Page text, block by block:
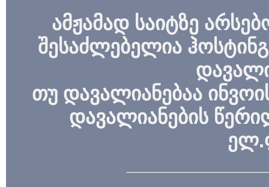
ამჟამად საიტზე
შესაძლებელია
თუ დავალიანებაა
დავალიანების